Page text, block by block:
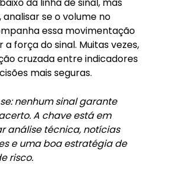
analisar se o volume no
essa movimentação
a força do sinal. Muitas vezes,
cruzada entre indicadores
mais seguras.
nenhum sinal garante
acerto. A chave está em
análise técnica, notícias
e uma boa estratégia de
risco.